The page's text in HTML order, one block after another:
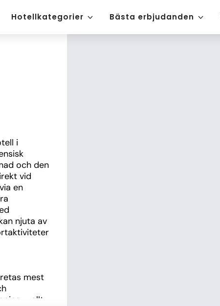
Hotellkategorier Bästa erbjudanden
i
och den
vid
en
njuta av
mest
– allt